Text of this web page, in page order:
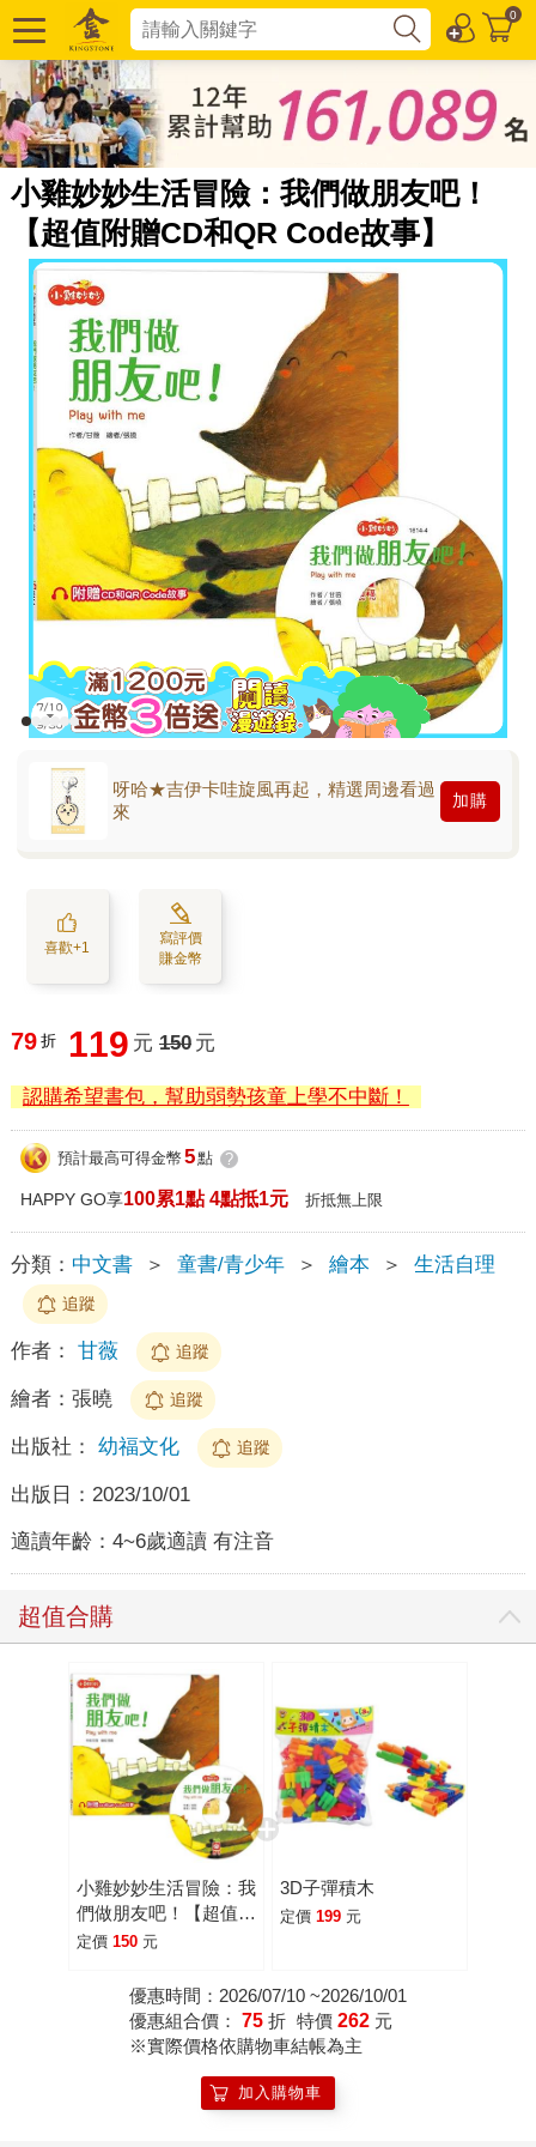
0
小雞妙妙生活冒險：我們做朋友吧！
【超值附贈CD和QR Code故事】
呀哈★吉伊卡哇旋風再起，精選周邊看過
來
加購
喜歡+1
寫評價
賺金幣
79 折 119 元 150 元
認購希望書包，幫助弱勢孩童上學不中斷！
預計最高可得金幣 5點 ?
HAPPY GO享100累1點 4點抵1元 折抵無上限
分類： 中文書 ＞ 童書/青少年 ＞ 繪本 ＞ 生活自理
追蹤
作者： 甘薇 追蹤
繪者： 張曉 追蹤
出版社： 幼福文化 追蹤
出版日： 2023/10/01
適讀年齡： 4~6歲適讀 有注音
超值合購
小雞妙妙生活冒險：我
們做朋友吧！【超值附
贈CD和QR Code故
定價 150 元
3D子彈積木
定價 199 元
優惠時間：2026/07/10 ~2026/10/01
優惠組合價： 75 折 特價 262 元
※實際價格依購物車結帳為主
加入購物車